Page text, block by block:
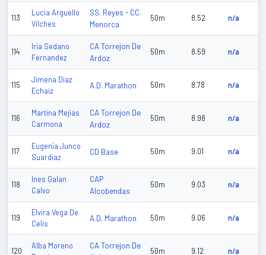
113
Lucia Arguello
Vilches
SS. Reyes - CC.
Menorca
50m 8.52 n/a
114
Iria Sedano
Fernandez
CA Torrejon De
Ardoz
50m 8.59 n/a
115
Jimena Diaz
Echaiz
A.D. Marathon 50m 8.78 n/a
116
Martina Mejias
Carmona
CA Torrejon De
Ardoz
50m 8.98 n/a
117
Eugenia Junco
Suardiaz
CD Base 50m 9.01 n/a
118
Ines Galan
Calvo
CAP
Alcobendas
50m 9.03 n/a
119
Elvira Vega De
Celis
A.D. Marathon 50m 9.06 n/a
120
Alba Moreno
CA Torrejon De
50m 9.12 n/a